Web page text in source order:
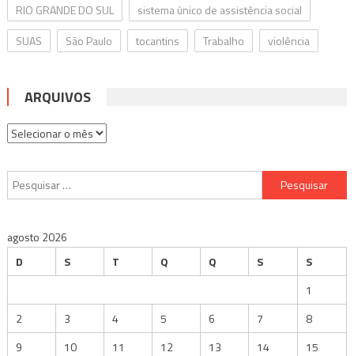
RIO GRANDE DO SUL
sistema único de assistência social
SUAS
São Paulo tocantins Trabalho violência
ARQUIVOS
Arquivos
Pesquisar
por:
agosto 2026
D
S T Q Q S
S
1
2
3 4 5 6 7
8
9
10 11 12 13 14
15